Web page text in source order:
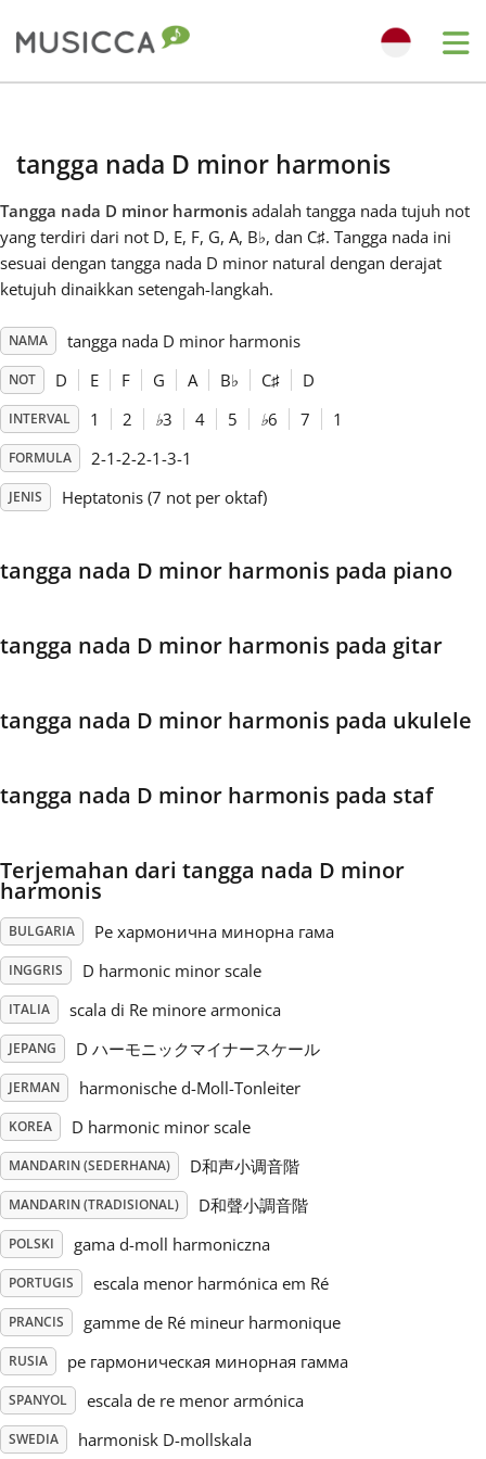
Български
English
Español
日本語
Polski
Português
Русский
Svenska
Tiếng Việt
Türkçe
Українська
简体中文
繁體中文
tangga nada D minor harmonis
Tangga nada D minor harmonis adalah tangga nada tujuh not
yang terdiri dari not D, E, F, G, A, B♭, dan C♯. Tangga nada ini
sesuai dengan tangga nada D minor natural dengan derajat
ketujuh dinaikkan setengah-langkah.
NAMA tangga nada D minor harmonis
NOT D E F G A B♭ C♯ D
INTERVAL 1 2 ♭3 4 5 ♭6 7 1
FORMULA 2-1-2-2-1-3-1
JENIS Heptatonis (7 not per oktaf)
tangga nada D minor harmonis pada piano
tangga nada D minor harmonis pada gitar
tangga nada D minor harmonis pada ukulele
tangga nada D minor harmonis pada staf
Terjemahan dari tangga nada D minor
harmonis
BULGARIA Ре хармонична минорна гама
INGGRIS D harmonic minor scale
ITALIA scala di Re minore armonica
JEPANG D ハーモニックマイナースケール
JERMAN harmonische d-Moll-Tonleiter
KOREA D harmonic minor scale
MANDARIN (SEDERHANA) D和声小调音階
MANDARIN (TRADISIONAL) D和聲小調音階
POLSKI gama d-moll harmoniczna
PORTUGIS escala menor harmónica em Ré
PRANCIS gamme de Ré mineur harmonique
RUSIA ре гармоническая минорная гамма
SPANYOL escala de re menor armónica
SWEDIA harmonisk D-mollskala